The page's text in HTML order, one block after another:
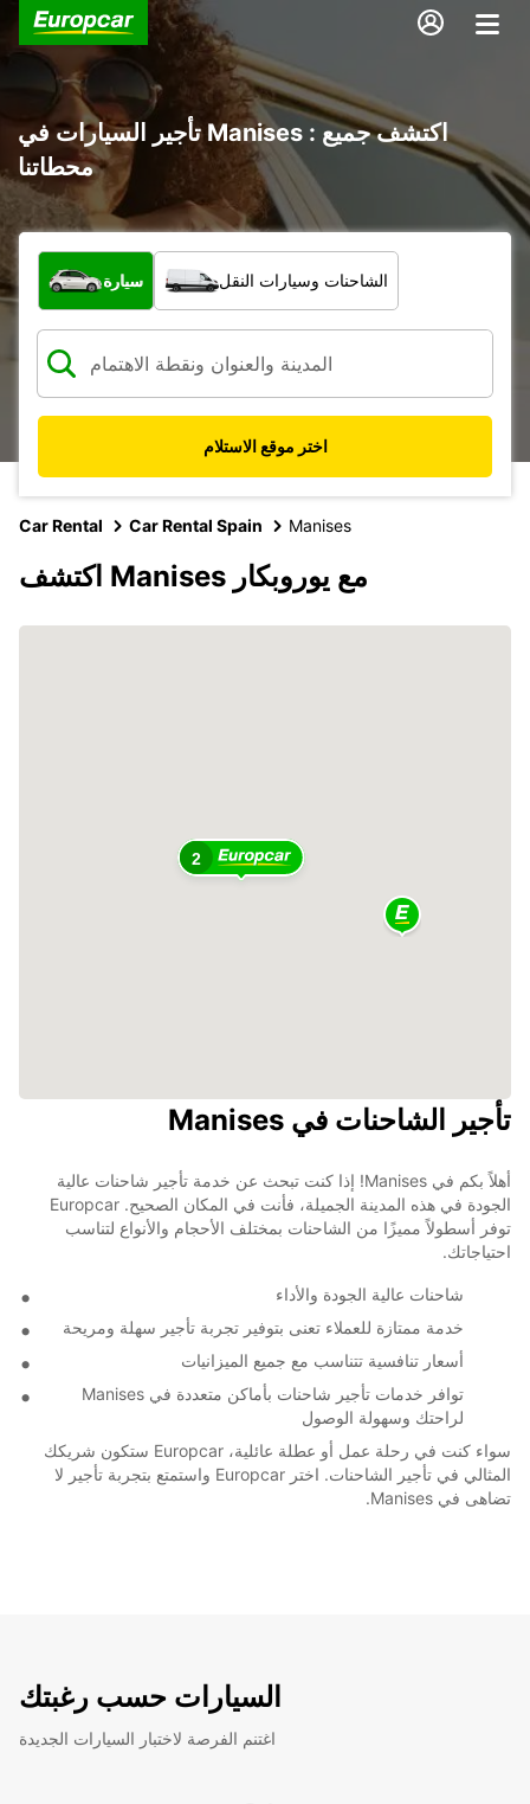
تأجير السيارات في Manises : اكتشف جميع
محطاتنا
ما نوع المركبة؟
سيارة الشاحنات وسيارات النقل
اختر موقع الاستلام
Car Rental Car Rental Spain Manises
اكتشف Manises مع يوروبكار
2
تأجير الشاحنات في Manises
أهلاً بكم في Manises! إذا كنت تبحث عن خدمة تأجير شاحنات عالية
الجودة في هذه المدينة الجميلة، فأنت في المكان الصحيح. Europcar
توفر أسطولاً مميزًا من الشاحنات بمختلف الأحجام والأنواع لتناسب
احتياجاتك.
شاحنات عالية الجودة والأداء
خدمة ممتازة للعملاء تعنى بتوفير تجربة تأجير سهلة ومريحة
أسعار تنافسية تتناسب مع جميع الميزانيات
توافر خدمات تأجير شاحنات بأماكن متعددة في Manises
لراحتك وسهولة الوصول
سواء كنت في رحلة عمل أو عطلة عائلية، Europcar ستكون شريكك
المثالي في تأجير الشاحنات. اختر Europcar واستمتع بتجربة تأجير لا
تضاهى في Manises.
السيارات حسب رغبتك
اغتنم الفرصة لاختبار السيارات الجديدة